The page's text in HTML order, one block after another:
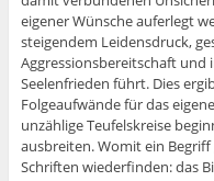
eigener Wünsche auferlegt
steigendem Leidensdruck,
Aggressionsbereitschaft und
Seelenfrieden führt. Dies
Folgeaufwände für das
unzählige Teufelskreise
ausbreiten. Womit ein
Schriften wiederfinden: das